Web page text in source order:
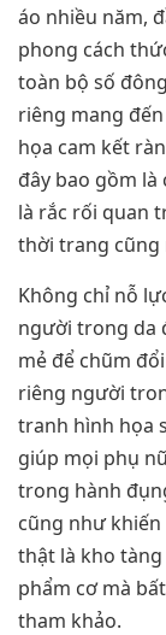
áo nhiều năm,
phong cách
toàn bộ số
riêng mang
họa cam kết
đây bao gồm
là rắc rối quan
thời trang cũng
Không chỉ nỗ
người trong da
mẻ để chũm
riêng người
tranh hình họa
giúp mọi phụ
trong hành
cũng như
thật là kho
phẩm cơ mà
tham khảo.